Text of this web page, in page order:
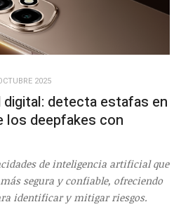
2025
digital: detecta estafas en
los deepfakes con
de inteligencia artificial que
segura y confiable, ofreciendo
identificar y mitigar riesgos.